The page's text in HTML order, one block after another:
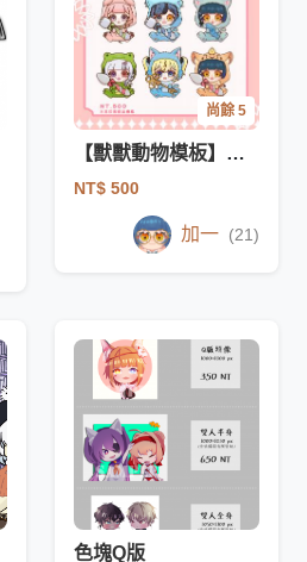
尚餘 5
【獸獸動物模板】可做飯友
NT$ 500
加一 (21)
色塊Q版